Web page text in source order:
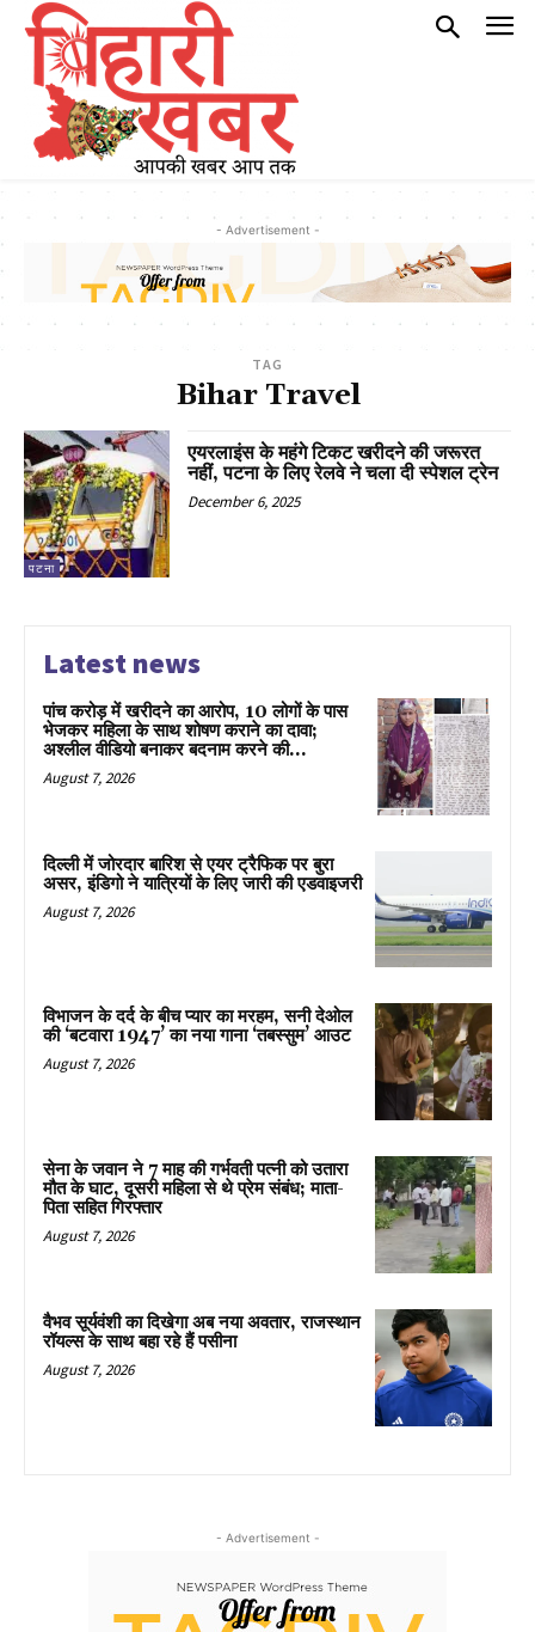
- Advertisement -
TAG
Bihar Travel
पटना
एयरलाइंस के महंगे टिकट खरीदने की जरूरत
नहीं, पटना के लिए रेलवे ने चला दी स्पेशल ट्रेन
December 6, 2025
Latest news
पांच करोड़ में खरीदने का आरोप, 10 लोगों के पास
भेजकर महिला के साथ शोषण कराने का दावा;
अश्लील वीडियो बनाकर बदनाम करने की...
August 7, 2026
दिल्ली में जोरदार बारिश से एयर ट्रैफिक पर बुरा
असर, इंडिगो ने यात्रियों के लिए जारी की एडवाइजरी
August 7, 2026
विभाजन के दर्द के बीच प्यार का मरहम, सनी देओल
की ‘बटवारा 1947’ का नया गाना ‘तबस्सुम’ आउट
August 7, 2026
सेना के जवान ने 7 माह की गर्भवती पत्नी को उतारा
मौत के घाट, दूसरी महिला से थे प्रेम संबंध; माता-
पिता सहित गिरफ्तार
August 7, 2026
वैभव सूर्यवंशी का दिखेगा अब नया अवतार, राजस्थान
रॉयल्स के साथ बहा रहे हैं पसीना
August 7, 2026
- Advertisement -